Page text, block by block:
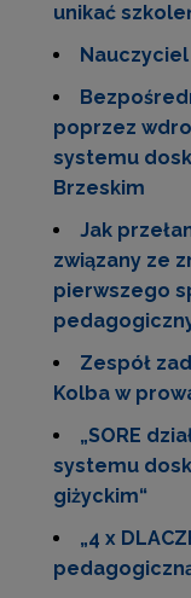
unikać
poprzez
systemu
Brzeskim
Jak
związany ze
pierwszego
Zespół
Kolba w
„SORE
systemu
giżyckim“
„4 x